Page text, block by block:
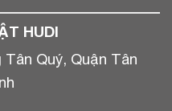
HUDI
Quý, Quận Tân